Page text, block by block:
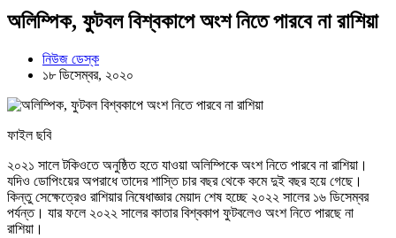
অলিম্পিক, ফুটবল বিশ্বকাপে অংশ নিতে পারবে না রাশিয়া
নিউজ ডেস্ক
১৮ ডিসেম্বর, ২০২০
ফাইল ছবি
২০২১ সালে টকিওতে অনুষ্ঠিত হতে যাওয়া অলিম্পিকে অংশ নিতে পারবে না রাশিয়া।
যদিও ডোপিংয়ের অপরাধে তাদের শাস্তি চার বছর থেকে কমে দুই বছর হয়ে গেছে।
কিন্তু সেক্ষেত্রেও রাশিয়ার নিষেধাজ্ঞার মেয়াদ শেষ হচ্ছে ২০২২ সালের ১৬ ডিসেম্বর
পর্যন্ত। যার ফলে ২০২২ সালের কাতার বিশ্বকাপ ফুটবলেও অংশ নিতে পারছে না
রাশিয়া।